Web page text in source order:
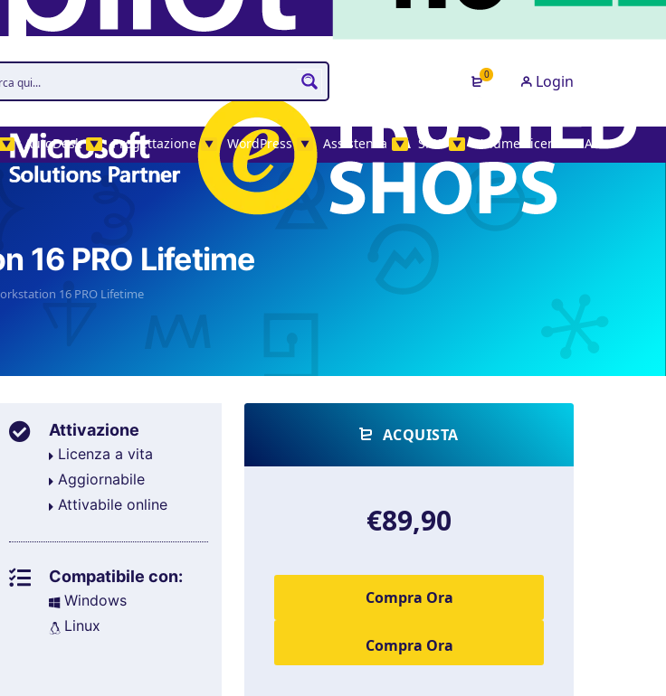
0 Login
▼ AutoDesk ▼ Progettazione ▼ WordPress ▼ Assistenza ▼ SMS ▼ Volume License MAK
16 PRO Lifetime
16 PRO Lifetime
Attivazione
Licenza a vita
Aggiornabile
Attivabile online
Compatibile con:
Windows
Linux
ACQUISTA
€89,90
Compra Ora